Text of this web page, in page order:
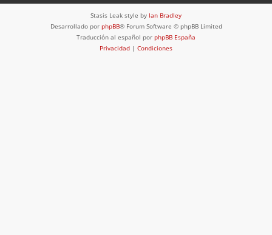
Stasis Leak style by Ian Bradley
Desarrollado por phpBB® Forum Software © phpBB Limited
Traducción al español por phpBB España
Privacidad | Condiciones